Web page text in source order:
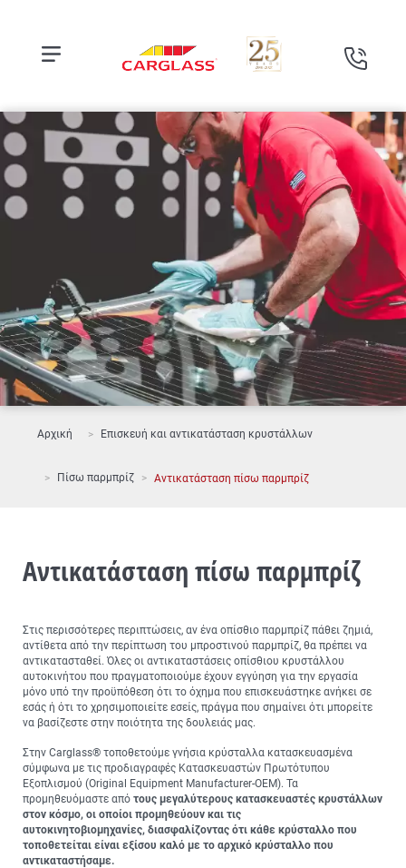
Αρχική Επισκευή και αντικατάσταση κρυστάλλων
Πίσω παρμπρίζ Αντικατάσταση πίσω παρμπρίζ
Αντικατάσταση πίσω παρμπρίζ
Στις περισσότερες περιπτώσεις, αν ένα οπίσθιο παρμπρίζ πάθει ζημιά,
αντίθετα από την περίπτωση του μπροστινού παρμπρίζ, θα πρέπει να
αντικατασταθεί. Όλες οι αντικαταστάσεις οπίσθιου κρυστάλλου
αυτοκινήτου που πραγματοποιούμε έχουν εγγύηση για την εργασία
μόνο υπό την προϋπόθεση ότι το όχημα που επισκευάστηκε ανήκει σε
εσάς ή ότι το χρησιμοποιείτε εσείς, πράγμα που σημαίνει ότι μπορείτε
να βασίζεστε στην ποιότητα της δουλειάς μας.
Στην Carglass® τοποθετούμε γνήσια κρύσταλλα κατασκευασμένα
σύμφωνα με τις προδιαγραφές Κατασκευαστών Πρωτότυπου
Εξοπλισμού (Original Equipment Manufacturer-OEM). Τα
προμηθευόμαστε από τους μεγαλύτερους κατασκευαστές κρυστάλλων
στον κόσμο, οι οποίοι προμηθεύουν και τις
αυτοκινητοβιομηχανίες, διασφαλίζοντας ότι κάθε κρύσταλλο που
τοποθετείται είναι εξίσου καλό με το αρχικό κρύσταλλο που
αντικαταστήσαμε.